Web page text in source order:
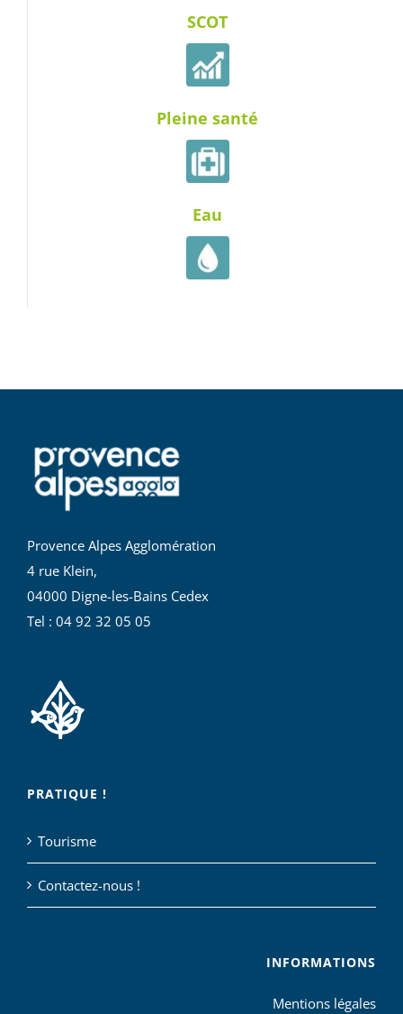
SCOT
Pleine santé
Eau
Provence Alpes Agglomération
4 rue Klein,
04000 Digne-les-Bains Cedex
Tel : 04 92 32 05 05
PRATIQUE !
Tourisme
Contactez-nous !
INFORMATIONS
Mentions légales